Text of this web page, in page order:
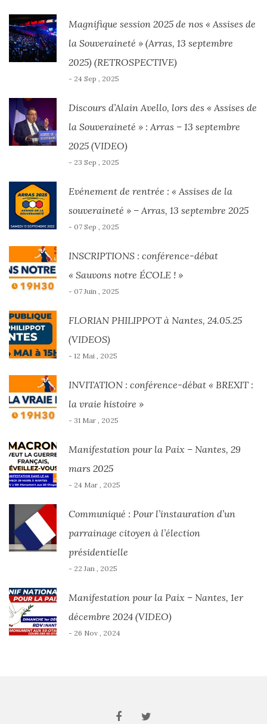
Magnifique session 2025 de nos « Assises de
la Souveraineté » (Arras, 13 septembre
2025) (RETROSPECTIVE)
- 24 Sep , 2025
Discours d’Alain Avello, lors des « Assises de
la Souveraineté » : Arras – 13 septembre
2025 (VIDEO)
- 23 Sep , 2025
Evénement de rentrée : « Assises de la
souveraineté » – Arras, 13 septembre 2025
- 07 Sep , 2025
INSCRIPTIONS : conférence-débat
« Sauvons notre ÉCOLE ! »
- 07 Juin , 2025
FLORIAN PHILIPPOT à Nantes, 24.05.25
(VIDEOS)
- 12 Mai , 2025
INVITATION : conférence-débat « BREXIT :
la vraie histoire »
- 31 Mar , 2025
Manifestation pour la Paix – Nantes, 29
mars 2025
- 24 Mar , 2025
Communiqué : Pour l’instauration d’un
parrainage citoyen à l’élection
présidentielle
- 22 Jan , 2025
Manifestation pour la Paix – Nantes, 1er
décembre 2024 (VIDEO)
- 26 Nov , 2024